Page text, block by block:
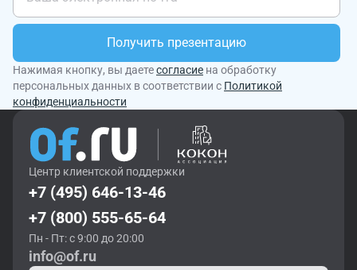
Получить презентацию
Нажимая кнопку, вы даетесогласие на обработку
персональных данных в соответствии с Политикой
конфиденциальности
Центр клиентской поддержки
+7 (495) 646-13-46
+7 (800) 555-65-64
Пн - Пт: с 9:00 до 20:00
info@of.ru